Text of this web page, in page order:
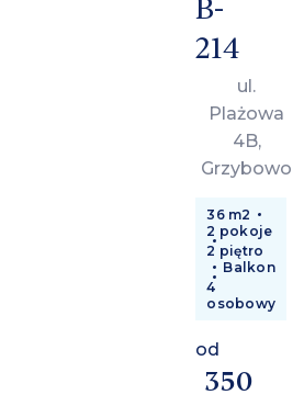
B-
214
ul.
Plażowa
4B,
Grzybowo
36 m2
2 pokoje
2 piętro
Balkon
4
osobowy
od
350